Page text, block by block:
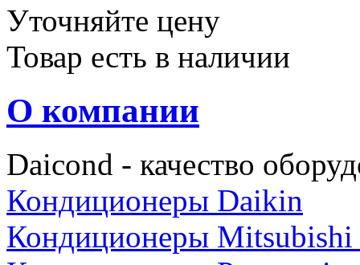
Уточняйте цену
Товар есть в наличии
О компании
Daicond - качество
Кондиционеры Daikin
Кондиционеры Mitsubishi